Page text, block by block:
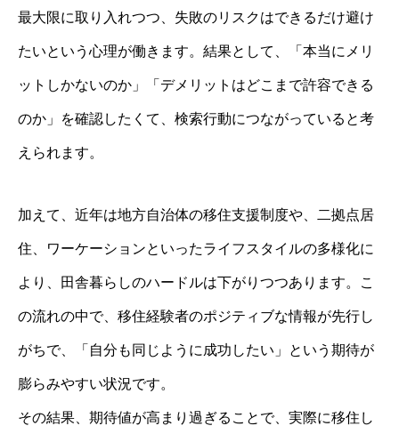
最大限に取り入れつつ、失敗のリスクはできるだけ避け
たいという心理が働きます。結果として、「本当にメリ
ットしかないのか」「デメリットはどこまで許容できる
のか」を確認したくて、検索行動につながっていると考
えられます。
加えて、近年は地方自治体の移住支援制度や、二拠点居
住、ワーケーションといったライフスタイルの多様化に
より、田舎暮らしのハードルは下がりつつあります。こ
の流れの中で、移住経験者のポジティブな情報が先行し
がちで、「自分も同じように成功したい」という期待が
膨らみやすい状況です。
その結果、期待値が高まり過ぎることで、実際に移住し